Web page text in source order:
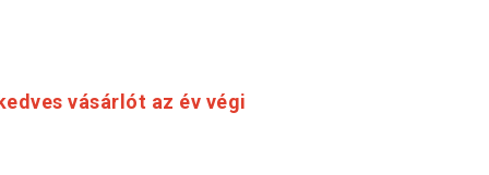
vásárlót az év végi